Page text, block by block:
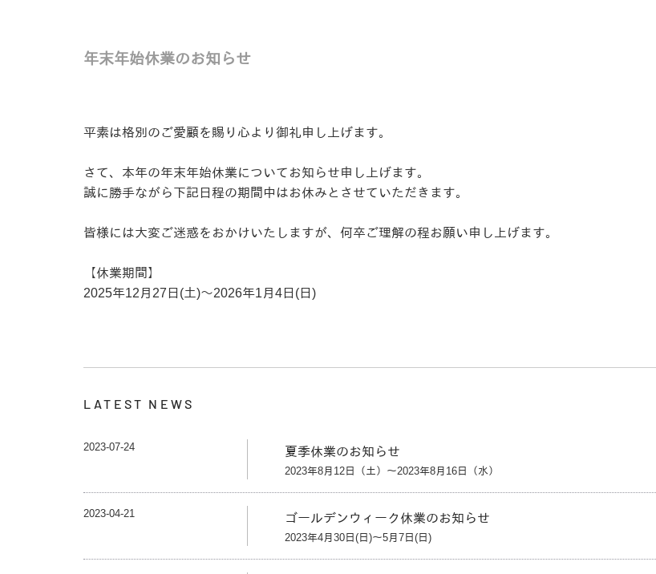
年末年始休業のお知らせ
平素は格別のご愛顧を賜り心より御礼申し上げます。
さて、本年の年末年始休業についてお知らせ申し上げます。
誠に勝手ながら下記日程の期間中はお休みとさせていただきます。
皆様には大変ご迷惑をおかけいたしますが、何卒ご理解の程お願い申し上げます。
【休業期間】
2025年12月27日(土)～2026年1月4日(日)
LATEST NEWS
2023-07-24 夏季休業のお知らせ
2023年8月12日（土）～2023年8月16日（水）
2023-04-21 ゴールデンウィーク休業のお知らせ
2023年4月30日(日)～5月7日(日)